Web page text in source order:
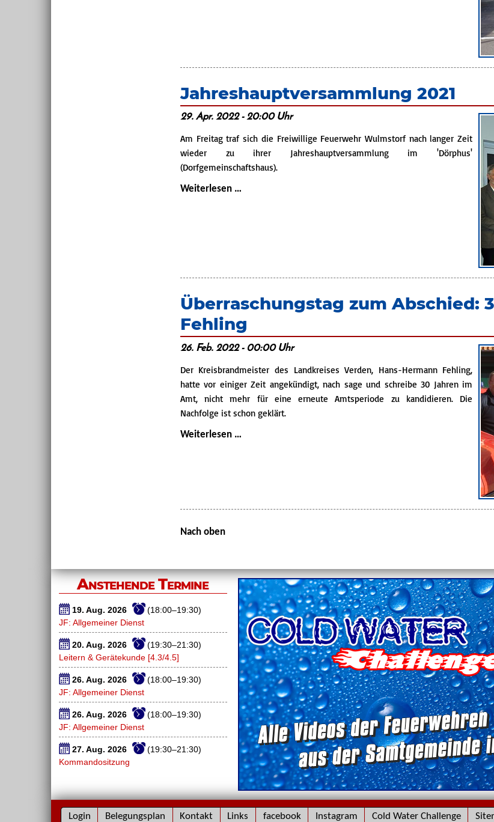
Jahreshauptversammlung 2021
29. Apr. 2022 - 20:00 Uhr
Am Freitag traf sich die Freiwillige Feuerwehr Wulmstorf nach langer Zeit
wieder zu ihrer Jahreshauptversammlung im 'Dörphus'
(Dorfgemeinschaftshaus).
Weiterlesen …Jahreshauptversammlung
Überraschungstag zum Abschied:
Fehling
26. Feb. 2022 - 00:00 Uhr
Der Kreisbrandmeister des Landkreises Verden, Hans-Hermann Fehling,
hatte vor einiger Zeit angekündigt, nach sage und schreibe 30 Jahren im
Amt, nicht mehr für eine erneute Amtsperiode zu kandidieren. Die
Nachfolge ist schon geklärt.
Weiterlesen …Überraschungstag
KBM
Nach oben
Anstehende Termine
19. Aug. 2026
(18:00–19:30)
JF: Allgemeiner Dienst
20. Aug. 2026
(19:30–21:30)
Leitern & Gerätekunde [4.3/4.5]
26. Aug. 2026
(18:00–19:30)
JF: Allgemeiner Dienst
26. Aug. 2026
(18:00–19:30)
JF: Allgemeiner Dienst
27. Aug. 2026
(19:30–21:30)
Kommandositzung
Navigation
Login Belegungsplan Kontakt Links facebook Instagram Cold Water Challenge